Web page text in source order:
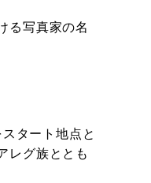
る写真家の名
タート地点と
レグ族ととも